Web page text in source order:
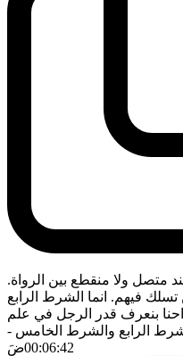
متصل ولا منقطع بين الرواة.
فيهم. انما الشرط الرابع
بنعرف قدر الرجل في علم
الرابع والشرط الخامس -
00:06:42ضَ